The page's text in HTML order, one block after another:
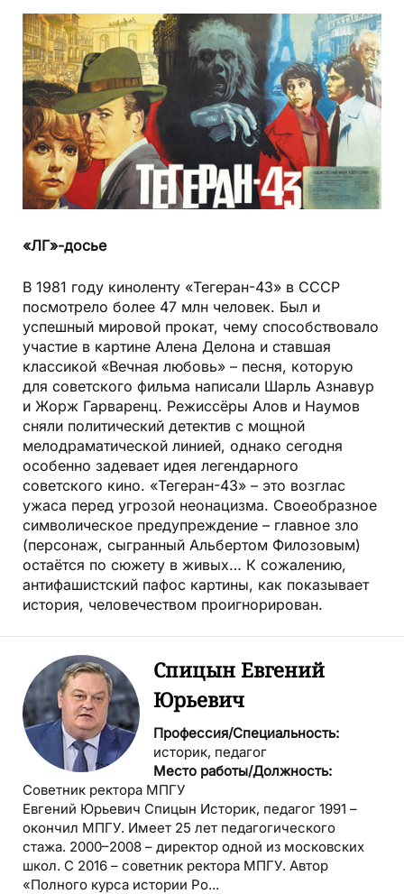
«ЛГ»-досье
В 1981 году киноленту «Тегеран-43» в СССР
посмотрело более 47 млн человек. Был и
успешный мировой прокат, чему способствовало
участие в картине Алена Делона и ставшая
классикой «Вечная любовь» – песня, которую
для советского фильма написали Шарль Азнавур
и Жорж Гарваренц. Режиссёры Алов и Наумов
сняли политический детектив с мощной
мелодраматической линией, однако сегодня
особенно задевает идея легендарного
советского кино. «Тегеран-43» – это возглас
ужаса перед угрозой неонацизма. Своеобразное
символическое предупреждение – главное зло
(персонаж, сыгранный Альбертом Филозовым)
остаётся по сюжету в живых… К сожалению,
антифашистский пафос картины, как показывает
история, человечеством проигнорирован.
Спицын Евгений
Юрьевич
Профессия/Специальность:
историк, педагог
Место работы/Должность:
Советник ректора МПГУ
Евгений Юрьевич Спицын Историк, педагог 1991 –
окончил МПГУ. Имеет 25 лет педагогического
стажа. 2000–2008 – директор одной из московских
школ. С 2016 – советник ректора МПГУ. Автор
«Полного курса истории Ро...